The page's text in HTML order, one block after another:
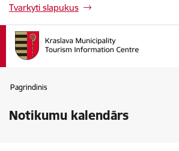
Tvarkyti slapukus
Pagrindinis
Notikumu kalendārs